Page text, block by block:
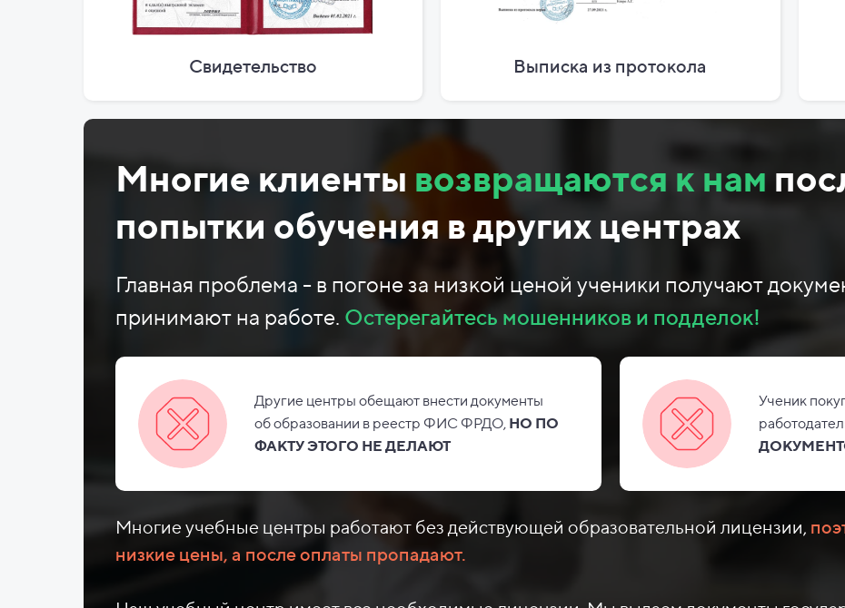
Свидетельство Выписка из протокола
Многие клиенты возвращаются к нам
попытки обучения в других центрах
Главная проблема - в погоне за низкой ценой ученики получают
принимают на работе. Остерегайтесь мошенников и подделок!
Другие центры обещают внести документы
обобразовании в реестр ФИС ФРДО, НО ПО
ФАКТУ ЭТОГО НЕ ДЕЛАЮТ
Ученик
Многие учебные центры работают без действующей образовательной лицензии,
низкие цены, а после оплаты пропадают.